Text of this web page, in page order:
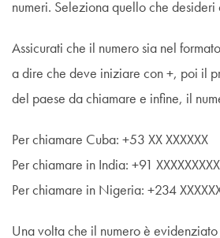
numeri. Seleziona quello che desideri
Assicurati che il numero sia nel
a dire che deve iniziare con +, poi il
del paese da chiamare e infine, il
Per chiamare Cuba: +53 XX XXXXXX
Per chiamare in India: +91
Per chiamare in Nigeria: +234
Una volta che il numero è evidenziato